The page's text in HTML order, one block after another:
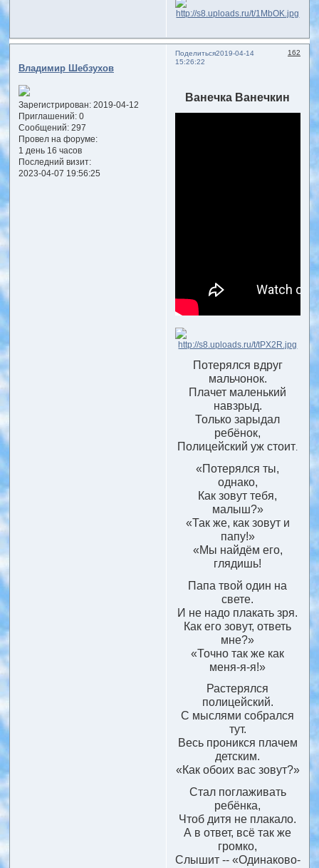
Поделиться 162
2019-04-14
15:26:22
Владимир Шебзухов
Зарегистрирован: 2019-04-12
Приглашений:0
Сообщений:297
Провел на форуме:
1 день 16 часов
Последний визит:
2023-04-07 19:56:25
Ванечка Ванечкин
Потерялся вдруг
мальчонок.
Плачет маленький
навзрыд.
Только зарыдал
ребёнок,
Полицейский уж стоит.
«Потерялся ты,
однако,
Как зовут тебя,
малыш?»
«Так же, как зовут и
папу!»
«Мы найдём его,
глядишь!
Папа твой один на
свете.
И не надо плакать зря.
Как его зовут, ответь
мне?»
«Точно так же как
меня-я-я!»
Растерялся
полицейский.
С мыслями собрался
тут.
Весь проникся плачем
детским.
«Как обоих вас зовут?»
Стал поглаживать
ребёнка,
Чтоб дитя не плакало.
А в ответ, всё так же
громко,
Слышит -- «Одинаково-